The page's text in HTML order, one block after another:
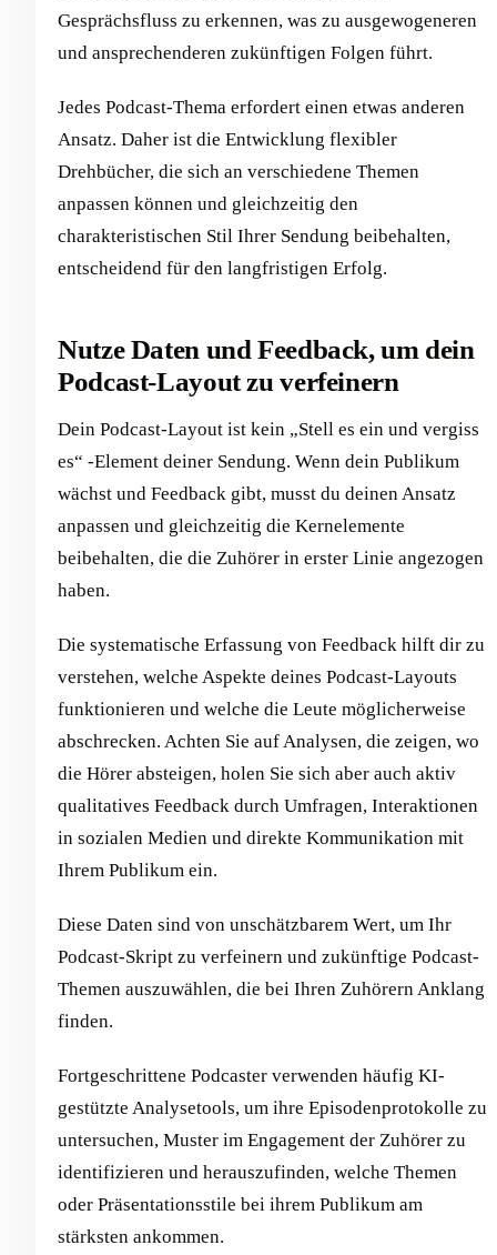
Gesprächsfluss zu erkennen, was zu ausgewogeneren
und ansprechenderen zukünftigen Folgen führt.
Jedes Podcast-Thema erfordert einen etwas anderen
Ansatz. Daher ist die Entwicklung flexibler
Drehbücher, die sich an verschiedene Themen
anpassen können und gleichzeitig den
charakteristischen Stil Ihrer Sendung beibehalten,
entscheidend für den langfristigen Erfolg.
Nutze Daten und Feedback, um dein
Podcast-Layout zu verfeinern
Dein Podcast-Layout ist kein „Stell es ein und vergiss
es“ -Element deiner Sendung. Wenn dein Publikum
wächst und Feedback gibt, musst du deinen Ansatz
anpassen und gleichzeitig die Kernelemente
beibehalten, die die Zuhörer in erster Linie angezogen
haben.
Die systematische Erfassung von Feedback hilft dir zu
verstehen, welche Aspekte deines Podcast-Layouts
funktionieren und welche die Leute möglicherweise
abschrecken. Achten Sie auf Analysen, die zeigen, wo
die Hörer absteigen, holen Sie sich aber auch aktiv
qualitatives Feedback durch Umfragen, Interaktionen
in sozialen Medien und direkte Kommunikation mit
Ihrem Publikum ein.
Diese Daten sind von unschätzbarem Wert, um Ihr
Podcast-Skript zu verfeinern und zukünftige Podcast-
Themen auszuwählen, die bei Ihren Zuhörern Anklang
finden.
Fortgeschrittene Podcaster verwenden häufig KI-
gestützte Analysetools, um ihre Episodenprotokolle zu
untersuchen, Muster im Engagement der Zuhörer zu
identifizieren und herauszufinden, welche Themen
oder Präsentationsstile bei ihrem Publikum am
stärksten ankommen.